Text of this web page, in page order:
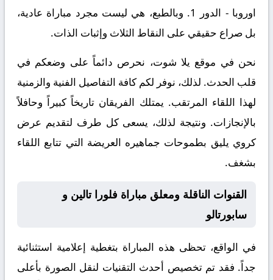
اوروبا - الدور 1
. وبالطبع، هي ليست مجرد مباراة عادية،
بل صراع حقيقي على النقاط الثلاث وإثبات الذات.
نحن في موقع يلا شوت، نحرص دائماً على وضعكم في
قلب الحدث. لذلك، نوفر لكم كافة التفاصيل الفنية والزمنية
لهذا اللقاء المرتقب. يمتلك الفريقان تاريخاً كبيراً وحافلاً
بالإنجازات. ونتيجة لذلك، يسعى كل طرف لتقديم عرض
كروي يليق بطموحات جماهيره العريضة التي تتابع اللقاء
بشغف.
القنوات الناقلة ومعلق مباراة فلورا تالين و
سابورتالو
في الواقع، تحظى هذه المباراة بتغطية إعلامية استثنائية
جداً. فقد تم تخصيص أحدث التقنيات لنقل الصورة بأعلى